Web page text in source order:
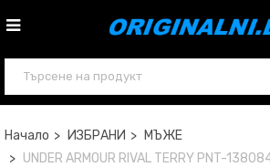
Начало ИЗБРАНИ
МЪЖЕ
UNDER ARMOUR RIVAL TERRY PNT-